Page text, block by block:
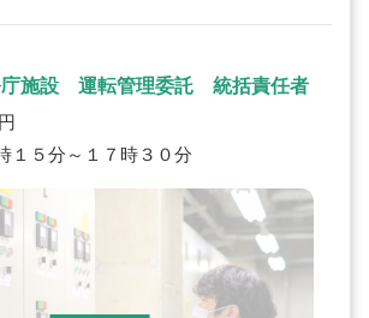
庁施設 運転管理委託 統括責任者
５分～１７時３０分